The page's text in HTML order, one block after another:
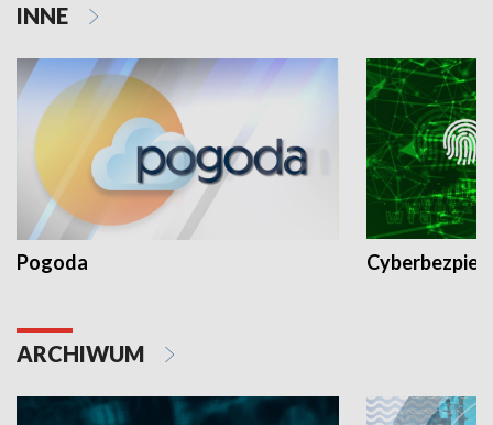
INNE
Pogoda
ARCHIWUM